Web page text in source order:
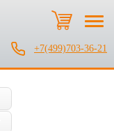
+7(499)703-36-21